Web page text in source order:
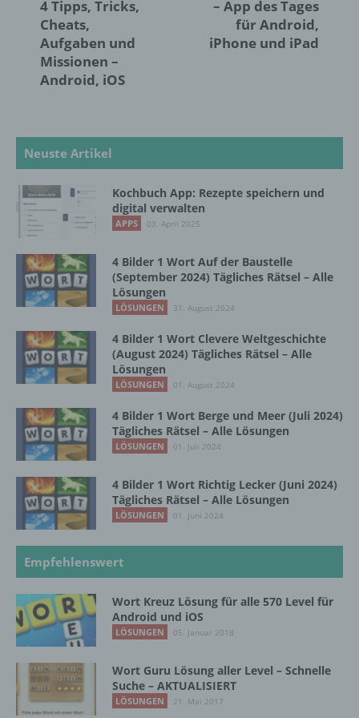
4 Tipps, Tricks,
Cheats,
Aufgaben und
Missionen –
Android, iOS
– App des Tages
für Android,
iPhone und iPad
Neuste Artikel
Kochbuch App: Rezepte speichern und
digital verwalten
APPS 03. April 2025
4 Bilder 1 Wort Auf der Baustelle
(September 2024) Tägliches Rätsel – Alle
Lösungen
LÖSUNGEN 31. August 2024
4 Bilder 1 Wort Clevere Weltgeschichte
(August 2024) Tägliches Rätsel – Alle
Lösungen
LÖSUNGEN 01. August 2024
4 Bilder 1 Wort Berge und Meer (Juli 2024)
Tägliches Rätsel – Alle Lösungen
LÖSUNGEN 01. Juli 2024
4 Bilder 1 Wort Richtig Lecker (Juni 2024)
Tägliches Rätsel – Alle Lösungen
LÖSUNGEN 01. Juni 2024
Empfehlenswert
Wort Kreuz Lösung für alle 570 Level für
Android und iOS
LÖSUNGEN 05. Januar 2018
Wort Guru Lösung aller Level – Schnelle
Suche – AKTUALISIERT
LÖSUNGEN 21. Mai 2017
die Anpassung oder Veränderung, das
Auslesen, das Abfragen, die Verwendung,
die Offenlegung durch Übermittlung,
Verbreitung oder eine andere Form der
Bereitstellung, den Abgleich oder die
d) Einschränkung der Verarbeitung
Einschränkung der Verarbeitung ist die
Markierung gespeicherter
künftige Verarbeitung einzuschränken.
e) Profiling
Profiling ist jede Art der automatisierten
Verarbeitung personenbezogener Daten, die
darin besteht, dass diese
personenbezogenen Daten verwendet
werden, um bestimmte persönliche Aspekte,
die sich auf eine natürliche Person beziehen,
zu bewerten, insbesondere, um Aspekte
bezüglich Arbeitsleistung, wirtschaftlicher
Interessen, Zuverlässigkeit, Verhalten,
Aufenthaltsort oder Ortswechsel dieser
natürlichen Person zu analysieren oder
f) Pseudonymisierung
Pseudonymisierung ist die Verarbeitung
personenbezogener Daten in einer Weise,
auf welche die personenbezogenen Daten
ohne Hinzuziehung zusätzlicher
Informationen nicht mehr einer spezifischen
betroffenen Person zugeordnet werden